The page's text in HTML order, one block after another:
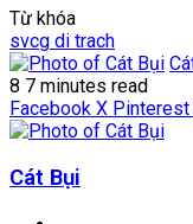
Từ khóa
svcg di trach
8 7 minutes read
Facebook X Pinterest
Cát Bụi